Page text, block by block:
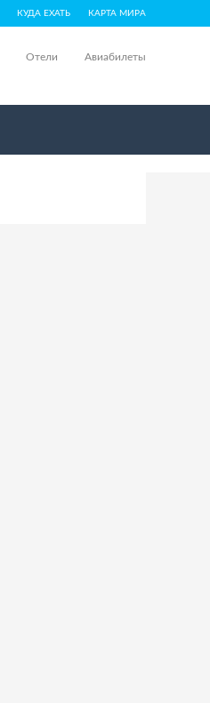
КУДА ЕХАТЬ КАРТА МИРА
Отели Авиабилеты